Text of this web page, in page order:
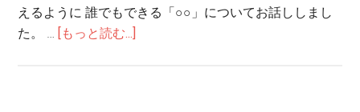
えるように 誰でもできる「○○」についてお話ししまし
た。 … [もっと読む...]